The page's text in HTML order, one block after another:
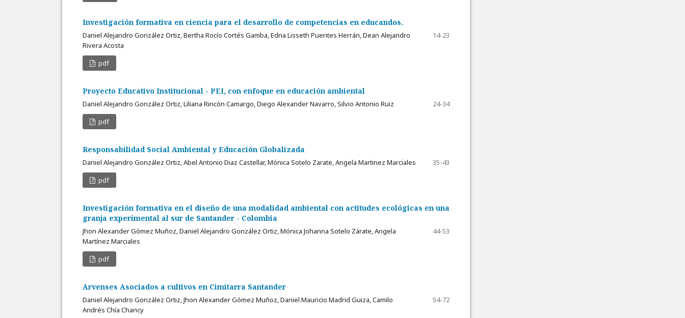
Investigación formativa en ciencia para el desarrollo de competencias en educandos.
Daniel Alejandro González Ortiz, Bertha Rocío Cortés Gamba, Edna Lisseth Puentes Herrán, Dean Alejandro
Rivera Acosta
14-23
pdf
Proyecto Educativo Institucional - PEI, con enfoque en educación ambiental
Daniel Alejandro González Ortiz, Liliana Rincón Camargo, Diego Alexander Navarro, Silvio Antonio Ruiz
24-34
pdf
Responsabilidad Social Ambiental y Educación Globalizada
Daniel Alejandro González Ortiz, Abel Antonio Diaz Castellar, Mónica Sotelo Zarate, Angela Martinez Marciales
35-43
pdf
Investigación formativa en el diseño de una modalidad ambiental con actitudes ecológicas en una
granja experimental al sur de Santander - Colombia
Jhon Alexander Gómez Muñoz, Daniel Alejandro González Ortiz, Mónica Johanna Sotelo Zárate, Angela
Martínez Marciales
44-53
pdf
Arvenses Asociados a cultivos en Cimitarra Santander
Daniel Alejandro González Ortiz, Jhon Alexander Gómez Muñoz, Daniel Mauricio Madrid Guiza, Camilo
Andrés Chía Chancy
54-72